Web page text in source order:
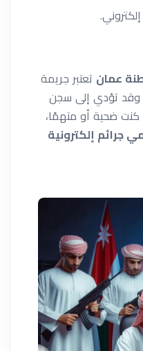
عمان تعتبر جريمة
وقد تؤدي إلى سجن
كنت ضحية أو متهمًا،
جرائم إلكترونية